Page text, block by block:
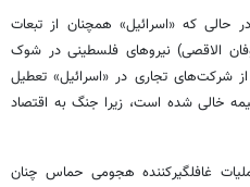
حالی که «اسرائیل» همچنان از تبعات
(عملیات طوفان الاقصی) نیروهای فلسطینی در شوک
شرکت‌های تجاری در «اسرائیل» تعطیل
خالی شده است، زیرا جنگ به اقتصاد
غافلگیرکننده هجومی حماس چنان